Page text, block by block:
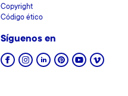
Copyright
Código ético
Síguenos en